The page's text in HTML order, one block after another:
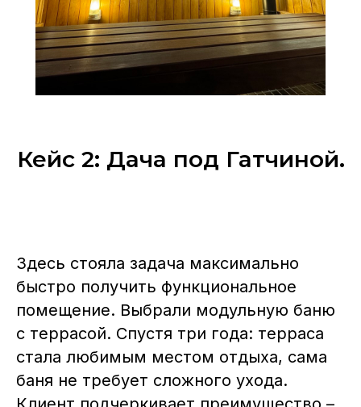
Кейс 2: Дача под Гатчиной.
Здесь стояла задача максимально
быстро получить функциональное
помещение. Выбрали модульную баню
с террасой. Спустя три года: терраса
стала любимым местом отдыха, сама
баня не требует сложного ухода.